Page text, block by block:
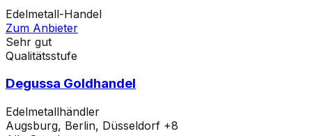
Edelmetall-Handel
Zum Anbieter
Sehr gut
Qualitätsstufe
Degussa Goldhandel
Edelmetallhändler
Augsburg, Berlin, Düsseldorf +8